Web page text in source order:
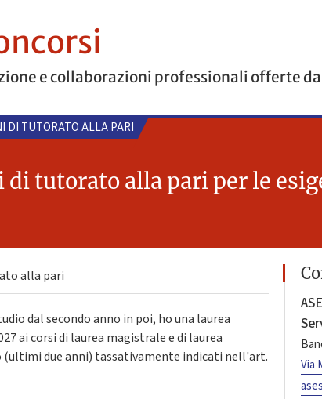
e collaborazioni professionali offerte
DI TUTORATO ALLA PARI
di tutorato alla pari per le
alla pari
dal secondo anno in poi, ho una laurea
ai corsi di laurea magistrale e di laurea
(ultimi due anni) tassativamente indicati nell'art.
Via